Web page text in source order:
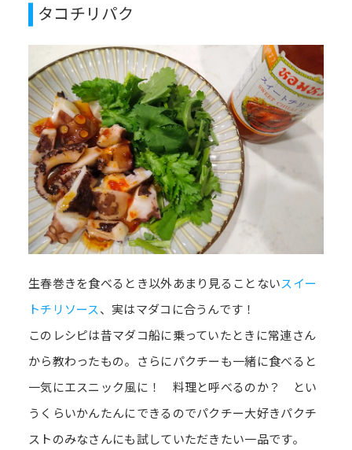
タコチリパク
生春巻きを食べるとき以外あまり見ることないスイー
トチリソース、実はマダコに合うんです！
このレシピは昔マダコ船に乗っていたときに常連さん
から教わったもの。さらにパクチーも一緒に食べると
一気にエスニック風に！ 料理と呼べるのか？ とい
うくらいかんたんにできるのでパクチー大好きパクチ
ストのみなさんにも試していただきたい一品です。